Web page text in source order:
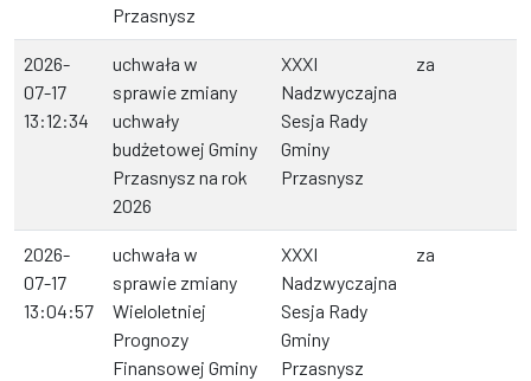
Przasnysz
2026-
07-17
13:12:34
uchwała w
sprawie zmiany
uchwały
budżetowej Gminy
Przasnysz na rok
2026
XXXI
Nadzwyczajna
Sesja Rady
Gminy
Przasnysz
za
2026-
07-17
13:04:57
uchwała w
sprawie zmiany
Wieloletniej
Prognozy
Finansowej Gminy
XXXI
Nadzwyczajna
Sesja Rady
Gminy
Przasnysz
za